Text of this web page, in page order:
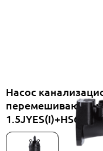
Насос
перемешивающим
1.5JYES(I)+HS65WQ